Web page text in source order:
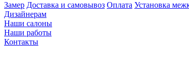
Замер Доставка и самовывоз Оплата Установка
Дизайнерам
Наши салоны
Наши работы
Контакты